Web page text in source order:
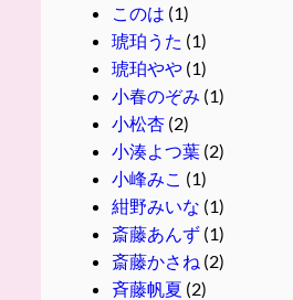
このは (1)
琥珀うた (1)
琥珀やや(1)
小春のぞみ (1)
小松杏(2)
小湊よつ葉(2)
小峰みこ (1)
紺野みいな (1)
斎藤あんず(1)
斎藤かさね (2)
斉藤帆夏 (2)